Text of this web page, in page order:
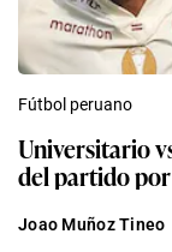
Fútbol peruano
Universitario
del partido
Joao Muñoz Tineo